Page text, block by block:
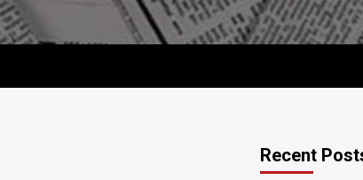
Recent